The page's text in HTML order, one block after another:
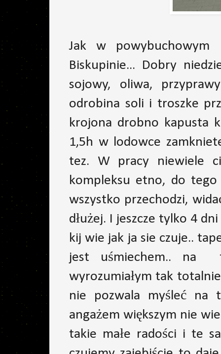
Jak w powybuchowym
Biskupinie... Dobry
sojowy, oliwa,
odrobina soli i troszke
krojona drobno kapusta
1,5h w lodowce
tez. W pracy niewiele
kompleksu etno, do
wszystko przechodzi,
dłużej. I jeszcze tylko 4
kij wie jak ja sie czuje..
jest uśmiechem.. na
wyrozumiałym tak
nie pozwala myśleć na
angażem większym nie
takie małe radości i te